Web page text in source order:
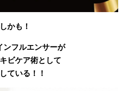
しかも！
ンフルエンサーが
ビケア術として
ている！！